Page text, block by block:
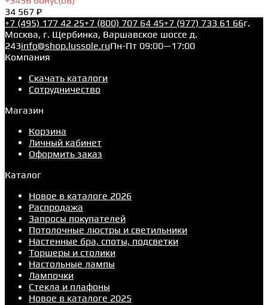
34 567 ₽
+7 (495) 177 42 25+7 (800) 707 64 45+7 (977) 733 61 66г.
Москва, г. Щербинка, Варшавское шоссе д.
243info@shop.lussole.ruПн-Пт 09:00—17:00
Компания
Скачать каталоги
Сотрудничество
Магазин
Корзина
Личный кабинет
Оформить заказ
Каталог
Новое в каталоге 2026
Распродажа
Запросы покупателей
Потолочные люстры и светильники
Настенные бра, споты, подсветки
Торшеры и столики
Настольные лампы
Лампочки
Стекла и плафоны
Новое в каталоге 2025